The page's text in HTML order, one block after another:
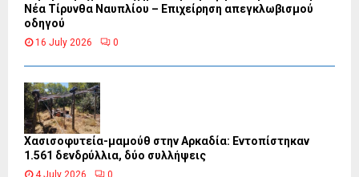
Νέα Τίρυνθα Ναυπλίου – Επιχείρηση απεγκλωβισμού
οδηγού
16 July 2026 0
Χασισοφυτεία-μαμούθ στην Αρκαδία: Εντοπίστηκαν
1.561 δενδρύλλια, δύο συλλήψεις
4 July 2026 0